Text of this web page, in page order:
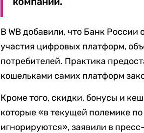
В WB добавили, что Банк
участия цифровых платформ,
потребителей. Практика
кошельками самих платформ
Кроме того, скидки, бонусы и
которые «в текущей полемике
игнорируются», заявили в